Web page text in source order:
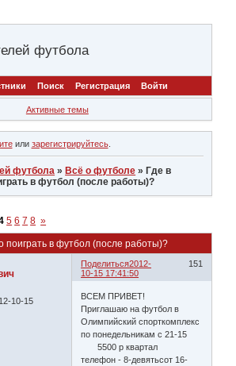
футбола
Поиск Регистрация Войти
Активные темы
или зарегистрируйтесь.
футбола » Всё о футболе » Где в
в футбол (после работы)?
поиграть в футбол (после работы)?
5 6 7 8 »
Поделиться 151
2012-
10-15 17:41:50
10-15
ВСЕМ ПРИВЕТ!
Приглашаю на футбол в
Олимпийский спорткомплекс
по понедельникам с 21-15
5500 р квартал
телефон - 8-девятьсот 16-